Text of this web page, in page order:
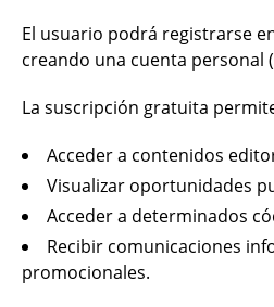
El usuario podrá registrarse
creando una cuenta personal
La suscripción gratuita
Acceder a contenidos
Visualizar oportunidades
Acceder a determinados
Recibir comunicaciones
promocionales.